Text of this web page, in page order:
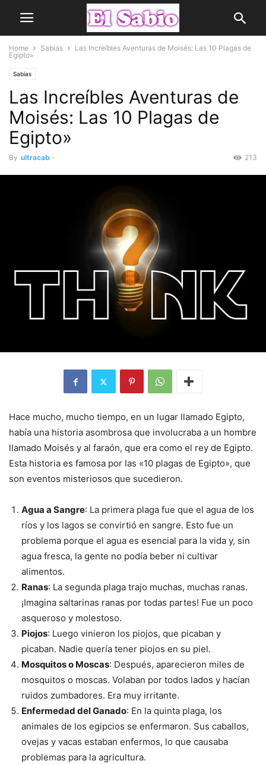
Home Sabias
Las Increíbles Aventuras de Moisés: Las 10 Plagas de
Egipto»
Sabias
Las Increíbles Aventuras de
Moisés: Las 10 Plagas de
Egipto»
By ultracab - 213
Hace mucho, mucho tiempo, en un lugar llamado Egipto,
había una historia asombrosa que involucraba a un hombre
llamado Moisés y al faraón, que era como el rey de Egipto.
Esta historia es famosa por las «10 plagas de Egipto», que
son eventos misteriosos que sucedieron.
Agua a Sangre: La primera plaga fue que el agua de los
ríos y los lagos se convirtió en sangre. Esto fue un
problema porque el agua es esencial para la vida y, sin
agua fresca, la gente no podía beber ni cultivar
alimentos.
Ranas: La segunda plaga trajo muchas, muchas ranas.
¡Imagina saltarinas ranas por todas partes! Fue un poco
asqueroso y molestoso.
Piojos: Luego vinieron los piojos, que picaban y
picaban. Nadie quería tener piojos en su piel.
Mosquitos o Moscas: Después, aparecieron miles de
mosquitos o moscas. Volaban por todos lados y hacían
ruidos zumbadores. Era muy irritante.
Enfermedad del Ganado: En la quinta plaga, los
animales de los egipcios se enfermaron. Sus caballos,
ovejas y vacas estaban enfermos, lo que causaba
problemas para la agricultura.